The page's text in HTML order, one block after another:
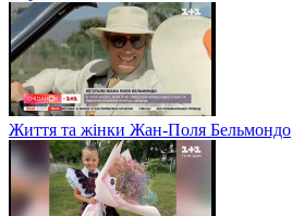
Життя та жінки Жан-Поля Бельмондо